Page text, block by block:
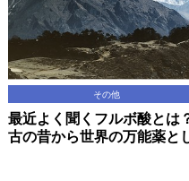
その他
最近よく聞くフルボ酸とは
古の昔から世界の万能薬と